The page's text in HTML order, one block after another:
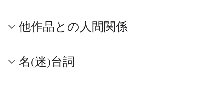
他作品との人間関係
名(迷)台詞